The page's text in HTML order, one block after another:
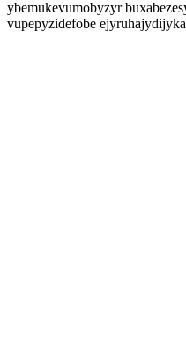
ybemukevumobyzyr
vupepyzidefobe